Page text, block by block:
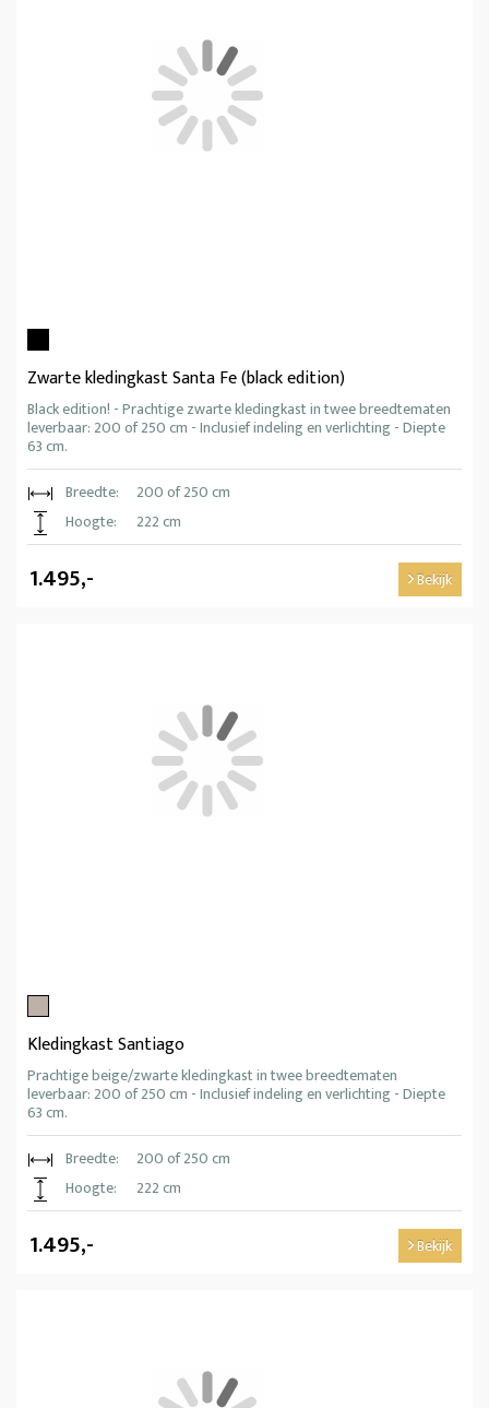
Zwarte kledingkast Santa Fe (black edition)
Black edition! - Prachtige zwarte kledingkast in twee breedtematen
leverbaar: 200 of 250 cm - Inclusief indeling en verlichting - Diepte
63 cm.
Breedte:
200 of 250 cm
Hoogte:
222 cm
1.495,- Bekijk
Kledingkast Santiago
Prachtige beige/zwarte kledingkast in twee breedtematen
leverbaar: 200 of 250 cm - Inclusief indeling en verlichting - Diepte
63 cm.
Breedte:
200 of 250 cm
Hoogte:
222 cm
1.495,- Bekijk